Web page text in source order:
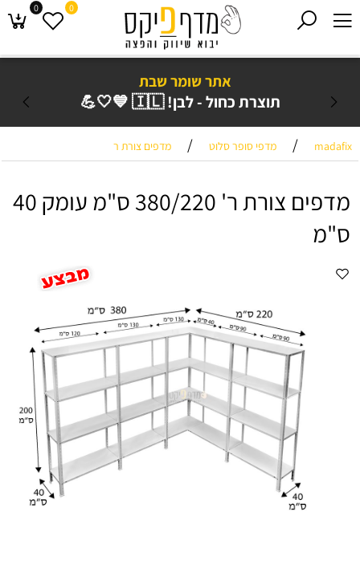
אתר שומר שבת
תוצרת כחול - לבן! 🇮🇱 💙🤍💪
0 0
madafix
/ מדפי סופר סלוט / מדפים צורת ר
מדפים צורת ר' 380/220 ס"מ עומק 40
ס"מ